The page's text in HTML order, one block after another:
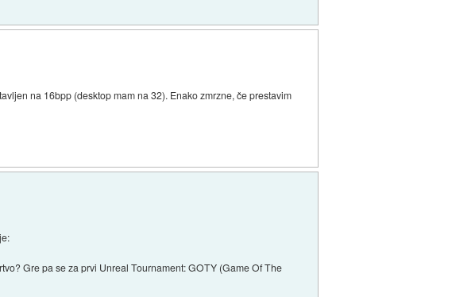
na 16bpp (desktop mam na 32). Enako zmrzne, če prestavim
Gre pa se za prvi Unreal Tournament: GOTY (Game Of The